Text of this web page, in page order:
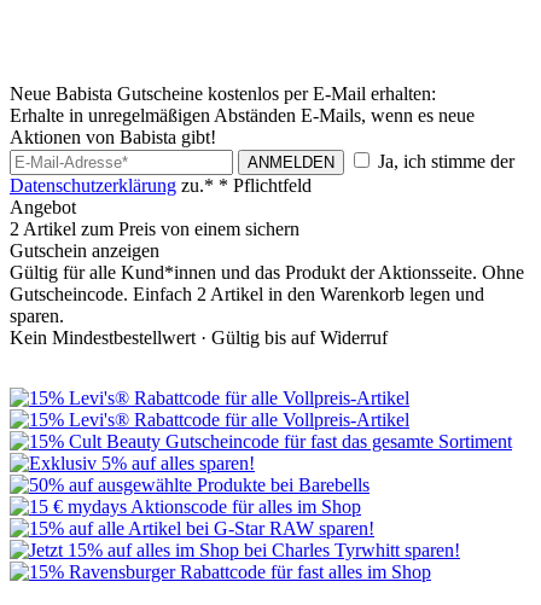
Neue Babista Gutscheine kostenlos per E-Mail erhalten:
Erhalte in unregelmäßigen Abständen E-Mails, wenn es neue
Aktionen von Babista gibt!
ANMELDEN
Ja, ich stimme der
Datenschutzerklärung zu.* * Pflichtfeld
Angebot
2 Artikel zum Preis von einem sichern
Gutschein anzeigen
Gültig für alle Kund*innen und das Produkt der Aktionsseite. Ohne
Gutscheincode. Einfach 2 Artikel in den Warenkorb legen und
sparen.
Kein Mindestbestellwert · Gültig bis auf Widerruf